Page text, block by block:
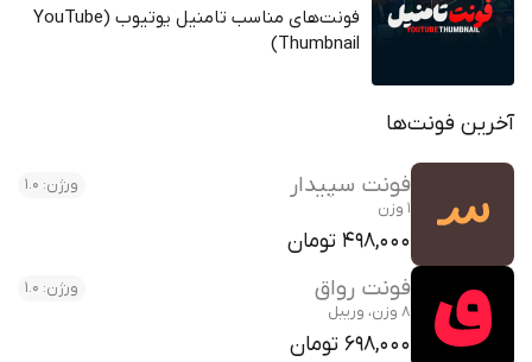
فونت‌های مناسب تامنیل یوتیوب (YouTube
Thumbnail)
آخرین فونت‌ها
فونت سپیدار
ورژن: 1.0
1 وزن
498,000 تومان
فونت رواق
ورژن: 1.0
8 وزن، وریبل
698,000 تومان